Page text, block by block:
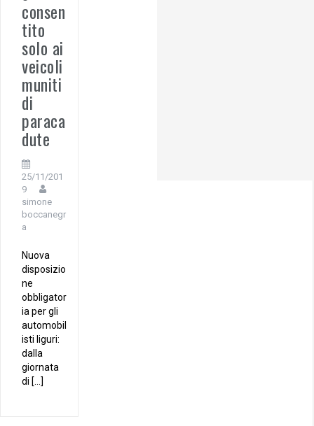
consen
tito
solo ai
veicoli
muniti
di
paraca
dute
25/11/201
9
simone
boccanegr
a
Nuova
disposizio
ne
obbligator
ia per gli
automobil
isti liguri:
dalla
giornata
di […]